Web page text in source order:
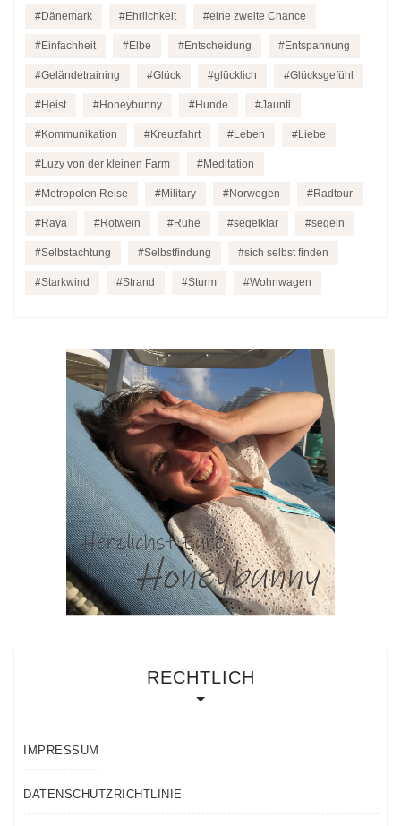
Dänemark Ehrlichkeit eine zweite Chance
Einfachheit Elbe Entscheidung Entspannung
Geländetraining Glück glücklich Glücksgefühl
Heist Honeybunny Hunde Jaunti
Kommunikation Kreuzfahrt Leben Liebe
Luzy von der kleinen Farm Meditation
Metropolen Reise Military Norwegen Radtour
Raya Rotwein Ruhe segelklar segeln
Selbstachtung Selbstfindung sich selbst finden
Starkwind Strand Sturm Wohnwagen
RECHTLICH
IMPRESSUM
DATENSCHUTZRICHTLINIE